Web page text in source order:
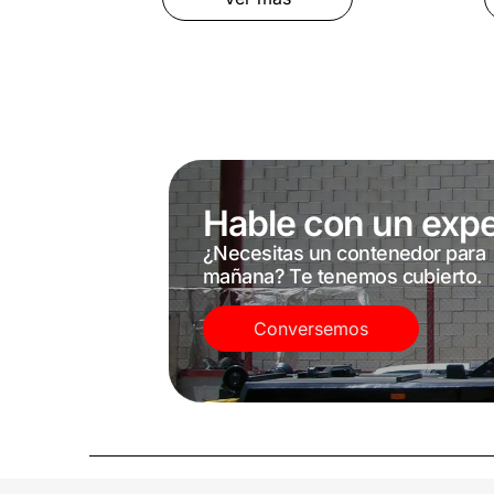
Hable con un
¿Necesitas un contenedor para
mañana? Te tenemos cubierto.
Conversemos